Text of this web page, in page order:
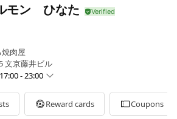
モン ひなた
肉屋
文京藤井ビル
- 23:00
Reward cards Coupons